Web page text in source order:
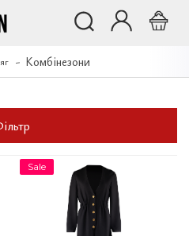
Комбінезони
Sale